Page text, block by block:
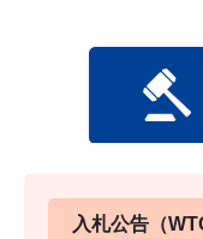
入札公告（